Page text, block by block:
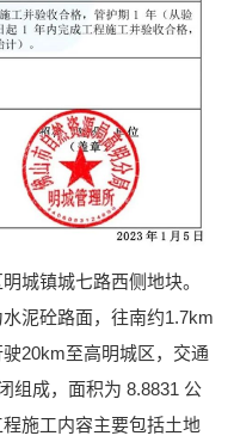
镇城七路西侧地块。
泥砼路面，往南约1.7km
20km至高明城区，交通
组成，面积为 8.8831 公
施工内容主要包括土地